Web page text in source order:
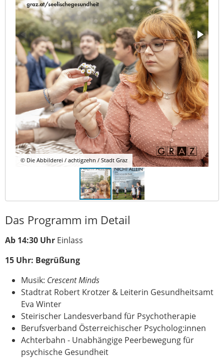
© Die Abbilderei / achtigzehn / Stadt Graz
Das Programm im Detail
Ab 14:30 Uhr Einlass
15 Uhr: Begrüßung
Musik: Crescent Minds
Stadtrat Robert Krotzer & Leiterin Gesundheitsamt
Eva Winter
Steirischer Landesverband für Psychotherapie
Berufsverband Österreichischer Psycholog:innen
Achterbahn - Unabhängige Peerbewegung für
psychische Gesundheit